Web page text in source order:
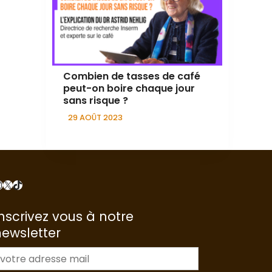
Combien de tasses de café
peut-on boire chaque jour
sans risque ?
29 AOÛT 2023
X TikTok
vous à notre